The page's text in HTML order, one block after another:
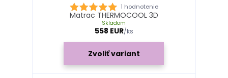
1 hodnotenie
Matrac THERMOCOOL 3D
558 EUR/ks
Skladom
Zvoliť variant